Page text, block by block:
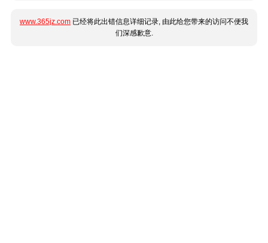
www.365jz.com 已经将此出错信息详细记录, 由此给您带来的访问不便我
们深感歉意.